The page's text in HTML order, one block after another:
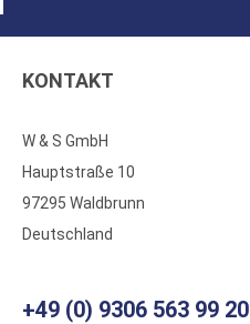
KONTAKT
W & S GmbH
Hauptstraße 10
97295 Waldbrunn
Deutschland
+49 (0) 9306 563 99 20